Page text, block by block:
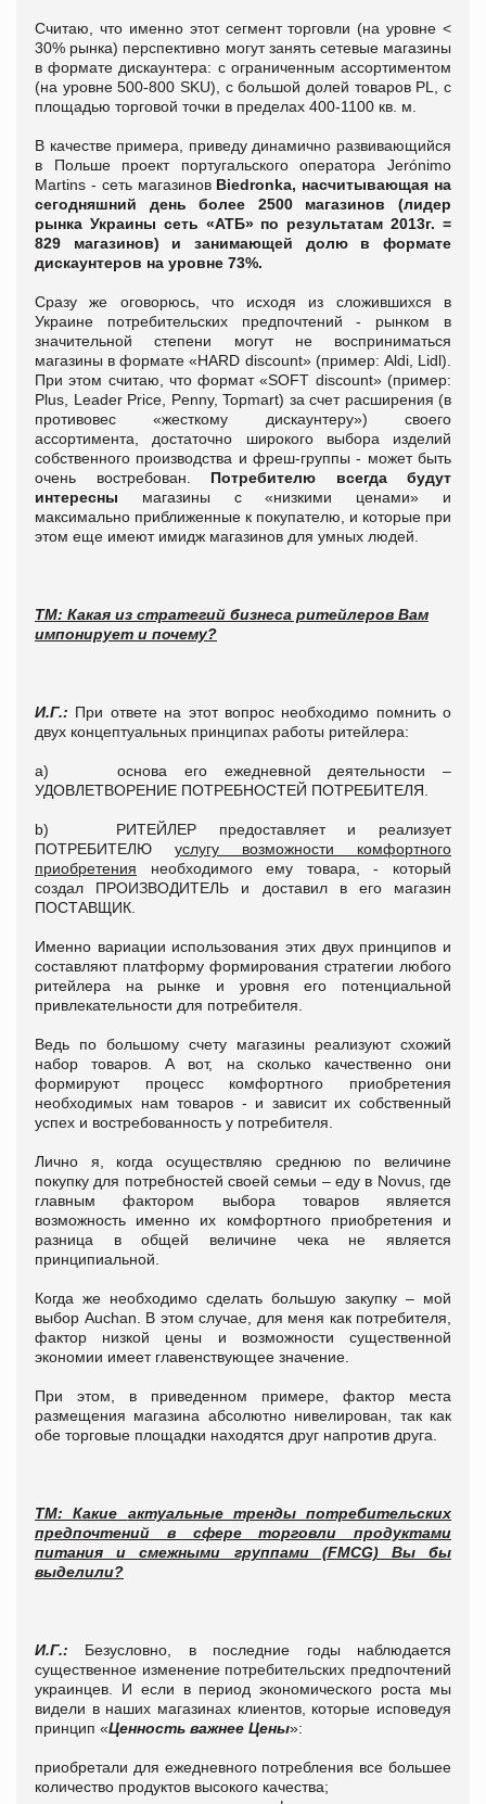
Считаю, что именно этот сегмент торговли (на уровне <
30% рынка) перспективно могут занять сетевые магазины
в формате дискаунтера: с ограниченным ассортиментом
(на уровне 500-800 SKU), с большой долей товаров PL, с
площадью торговой точки в пределах 400-1100 кв. м.
В качестве примера, приведу динамично развивающийся
в Польше проект португальского оператора Jerónimo
Martins - сеть магазинов Biedronka, насчитывающая на
сегодняшний день более 2500 магазинов (лидер
рынка Украины сеть «АТБ» по результатам 2013г. =
829 магазинов) и занимающей долю в формате
дискаунтеров на уровне 73%.
Сразу же оговорюсь, что исходя из сложившихся в
Украине потребительских предпочтений - рынком в
значительной степени могут не восприниматься
магазины в формате «HARD discount» (пример: Aldi, Lidl).
При этом считаю, что формат «SOFT discount» (пример:
Plus, Leader Price, Penny, Topmart) за счет расширения (в
противовес «жесткому дискаунтеру») своего
ассортимента, достаточно широкого выбора изделий
собственного производства и фреш-группы - может быть
очень востребован. Потребителю всегда будут
интересны магазины с «низкими ценами» и
максимально приближенные к покупателю, и которые при
этом еще имеют имидж магазинов для умных людей.
ТМ: Какая из стратегий бизнеса ритейлеров Вам
импонирует и почему?
И.Г.: При ответе на этот вопрос необходимо помнить о
двух концептуальных принципах работы ритейлера:
a) основа его ежедневной деятельности –
УДОВЛЕТВОРЕНИЕ ПОТРЕБНОСТЕЙ ПОТРЕБИТЕЛЯ.
b) РИТЕЙЛЕР предоставляет и реализует
ПОТРЕБИТЕЛЮ услугу возможности комфортного
приобретения необходимого ему товара, - который
создал ПРОИЗВОДИТЕЛЬ и доставил в его магазин
ПОСТАВЩИК.
Именно вариации использования этих двух принципов и
составляют платформу формирования стратегии любого
ритейлера на рынке и уровня его потенциальной
привлекательности для потребителя.
Ведь по большому счету магазины реализуют схожий
набор товаров. А вот, на сколько качественно они
формируют процесс комфортного приобретения
необходимых нам товаров - и зависит их собственный
успех и востребованность у потребителя.
Лично я, когда осуществляю среднюю по величине
покупку для потребностей своей семьи – еду в Novus, где
главным фактором выбора товаров является
возможность именно их комфортного приобретения и
разница в общей величине чека не является
принципиальной.
Когда же необходимо сделать большую закупку – мой
выбор Auchan. В этом случае, для меня как потребителя,
фактор низкой цены и возможности существенной
экономии имеет главенствующее значение.
При этом, в приведенном примере, фактор места
размещения магазина абсолютно нивелирован, так как
обе торговые площадки находятся друг напротив друга.
ТМ: Какие актуальные тренды потребительских
предпочтений в сфере торговли продуктами
питания и смежными группами (FMCG) Вы бы
выделили?
И.Г.: Безусловно, в последние годы наблюдается
существенное изменение потребительских предпочтений
украинцев. И если в период экономического роста мы
видели в наших магазинах клиентов, которые исповедуя
принцип «Ценность важнее Цены»:
приобретали для ежедневного потребления все большее
количество продуктов высокого качества;